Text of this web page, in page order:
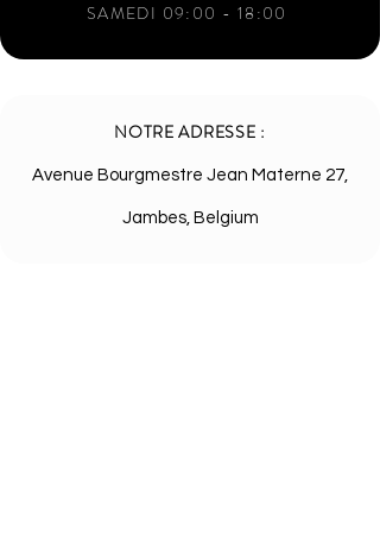
SAMEDI 09:00 - 18:00
NOTRE ADRESSE :
Avenue Bourgmestre Jean Materne 27,
Jambes, Belgium